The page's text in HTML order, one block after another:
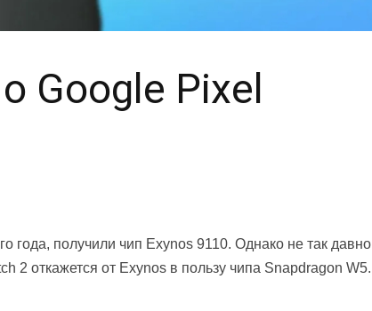
Google Pixel
получили чип Exynos 9110. Однако не так давно
2 откажется от Exynos в пользу чипа Snapdragon W5.